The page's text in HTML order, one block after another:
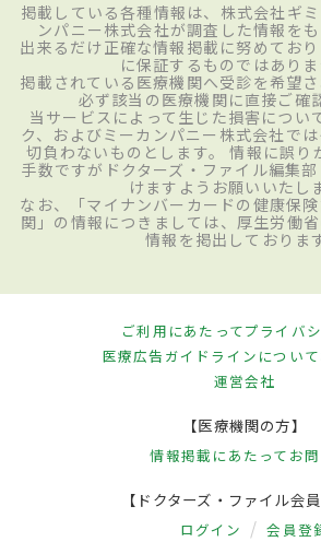
掲載している各種情報は、株式会社ギ
ンパニー株式会社が調査した情報をも
出来るだけ正確な情報掲載に努めてお
に保証するものではありま
掲載されている医療機関へ受診を希望
必ず該当の医療機関に直接ご確
当サービスによって生じた損害につい
ク、およびミーカンパニー株式会社で
切負わないものとします。 情報に誤り
手数ですがドクターズ・ファイル編集
けますようお願いいたし
なお、「マイナンバーカードの健康保
関」の情報につきましては、厚生労働省
情報を掲出しておりま
ご利用にあたってプライバ
医療広告ガイドラインについて
運営会社
【医療機関の方】
情報掲載にあたって お
【ドクターズ・ファイル会員
ログイン 会員登